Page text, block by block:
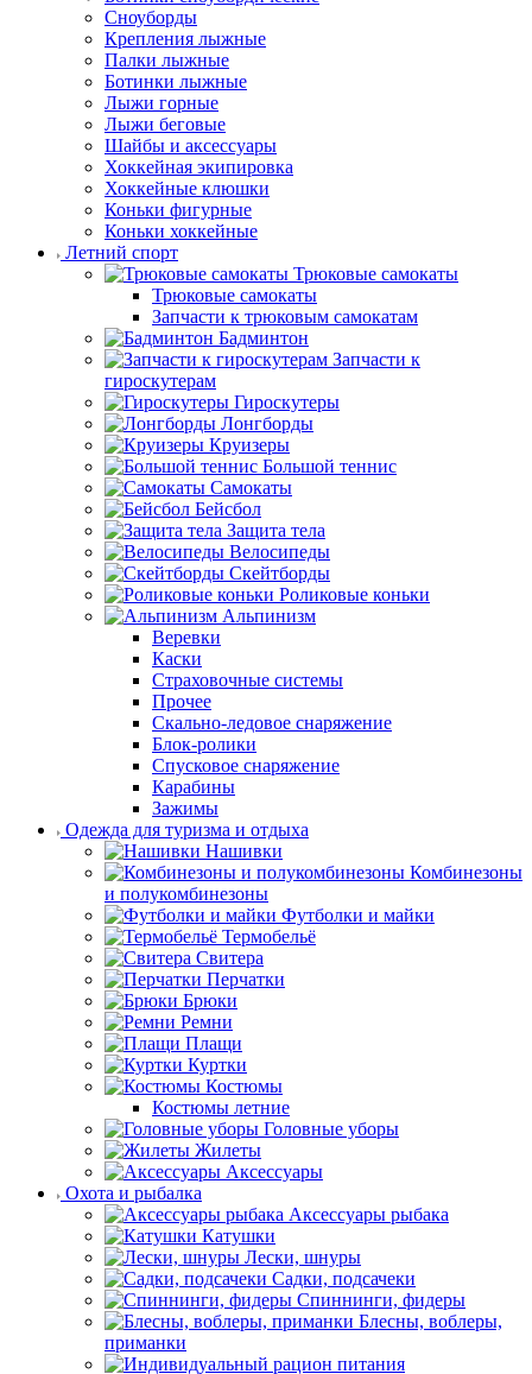
Сноуборды
Крепления лыжные
Палки лыжные
Ботинки лыжные
Лыжи горные
Лыжи беговые
Шайбы и аксессуары
Хоккейная экипировка
Хоккейные клюшки
Коньки фигурные
Коньки хоккейные
Летний спорт
Трюковые самокаты
Трюковые самокаты
Запчасти к трюковым самокатам
Бадминтон
Запчасти к
гироскутерам
Гироскутеры
Лонгборды
Круизеры
Большой теннис
Самокаты
Бейсбол
Защита тела
Велосипеды
Скейтборды
Роликовые коньки
Альпинизм
Веревки
Каски
Страховочные системы
Прочее
Скально-ледовое снаряжение
Блок-ролики
Спусковое снаряжение
Карабины
Зажимы
Одежда для туризма и отдыха
Нашивки
Комбинезоны
и полукомбинезоны
Футболки и майки
Термобельё
Свитера
Перчатки
Брюки
Ремни
Плащи
Куртки
Костюмы
Костюмы летние
Головные уборы
Жилеты
Аксессуары
Охота и рыбалка
Аксессуары рыбака
Катушки
Лески, шнуры
Садки, подсачеки
Спиннинги, фидеры
Блесны, воблеры,
приманки